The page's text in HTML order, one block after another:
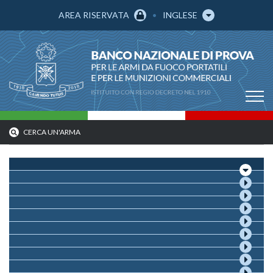
AREA RISERVATA INGLESE
CERCA UN'ARMA